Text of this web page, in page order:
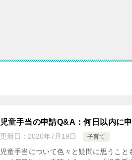
児童手当の申請Q&A：何日以内に
更新日： 2020年7月19日 子育て
児童手当について色々と疑問に思うこ